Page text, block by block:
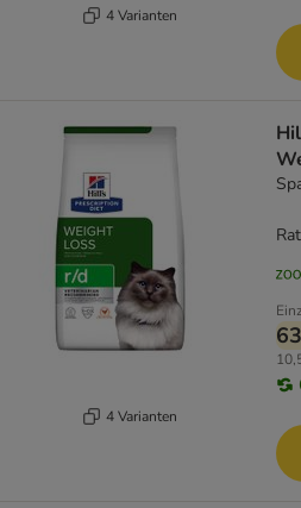
4 Varianten
4 Varianten